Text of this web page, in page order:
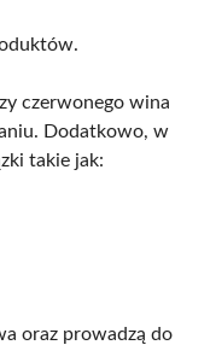
czerwonego wina
Dodatkowo, w
takie jak:
oraz prowadzą do